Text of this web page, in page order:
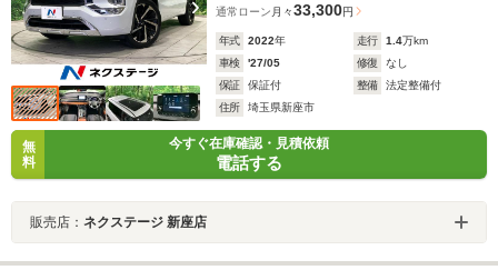
通常ローン 月々33,300円
年式 2022年 走行 1.4万km
車検
'27/05 修復
なし
保証
保証付 整備
法定整備付
住所
埼玉県新座市
無
料
今すぐ在庫確認・見積依頼
電話する
販売店： ネクステージ 新座店